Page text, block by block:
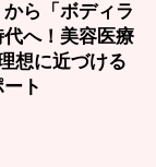
から「ボディラ
へ！美容医療
想に近づける
ト